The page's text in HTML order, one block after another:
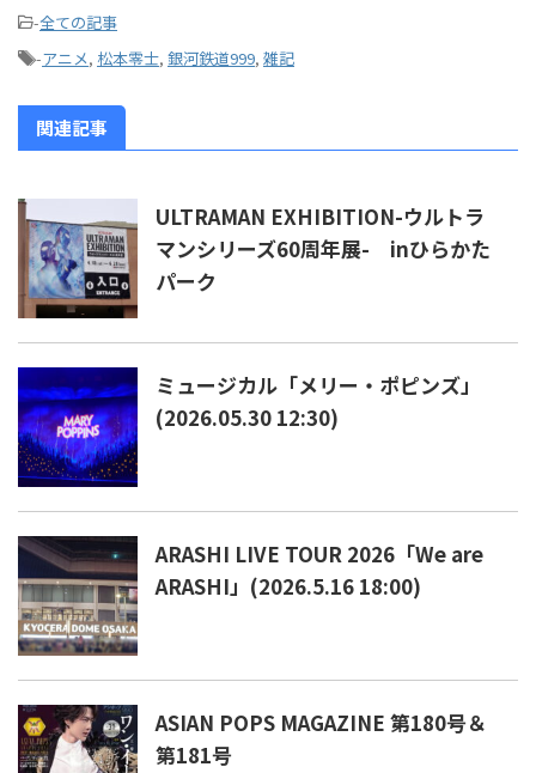
-全ての記事
-アニメ, 松本零士, 銀河鉄道999, 雑記
関連記事
ULTRAMAN EXHIBITION-ウルトラ
マンシリーズ60周年展- inひらかた
パーク
ミュージカル「メリー・ポピンズ」
(2026.05.30 12:30)
ARASHI LIVE TOUR 2026「We are
ARASHI」(2026.5.16 18:00)
ASIAN POPS MAGAZINE 第180号＆
第181号